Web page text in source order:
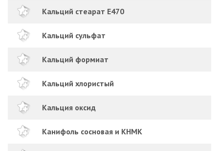
Кальций стеарат Е470
Кальций сульфат
Кальций формиат
Кальций хлористый
Кальция оксид
Канифоль сосновая и КНМК